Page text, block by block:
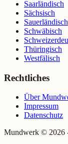
Saarländisch
Sächsisch
Sauerländisch
Schwäbisch
Thüringisch
Westfälisch
Rechtliches
Über
Impressum
Datenschutz
Mundwerk © 2026